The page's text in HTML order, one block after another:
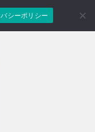
シーポリシー